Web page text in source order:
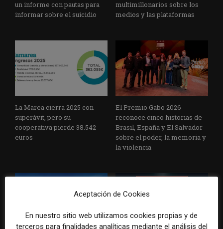
un informe con pautas para
informar sobre el suicidio
multimillonarios sobre los
medios y las plataformas
La Marea cierra 2025 con
superávit, pero su
cooperativa pierde 38.542
euros
El Premio Gabo 2026
reconoce cinco historias de
Brasil, España y El Salvador
sobre el poder, la memoria y
la violencia
Aceptación de Cookies
En nuestro sitio web utilizamos cookies propias y de
terceros para finalidades analíticas mediante el análisis del